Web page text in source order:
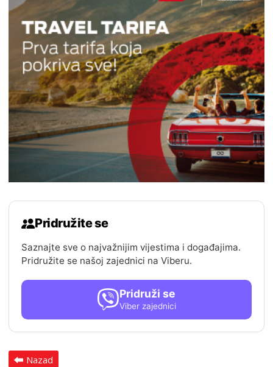
Pridružite se
Saznajte sve o najvažnijim vijestima i događajima.
Pridružite se našoj zajednici na Viberu.
Pridruži se
Viber zajednici
Nazad